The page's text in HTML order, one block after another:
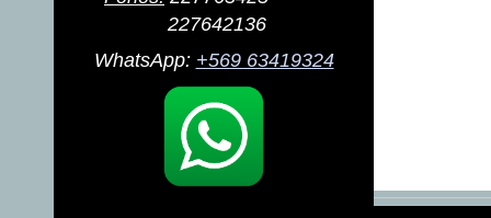
227642136
WhatsApp: +569 63419324